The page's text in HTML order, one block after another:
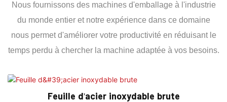
Nous fournissons des machines d'emballage à l'industrie
du monde entier et notre expérience dans ce domaine
nous permet d'améliorer votre productivité en réduisant le
temps perdu à chercher la machine adaptée à vos besoins.
Feuille d'acier inoxydable brute